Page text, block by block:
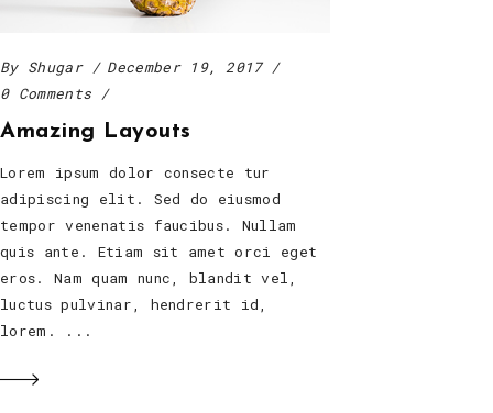
By Shugar
December 19, 2017
0 Comments
Amazing Layouts
Lorem ipsum dolor consecte tur
adipiscing elit. Sed do eiusmod
tempor venenatis faucibus. Nullam
quis ante. Etiam sit amet orci eget
eros. Nam quam nunc, blandit vel,
luctus pulvinar, hendrerit id,
lorem.